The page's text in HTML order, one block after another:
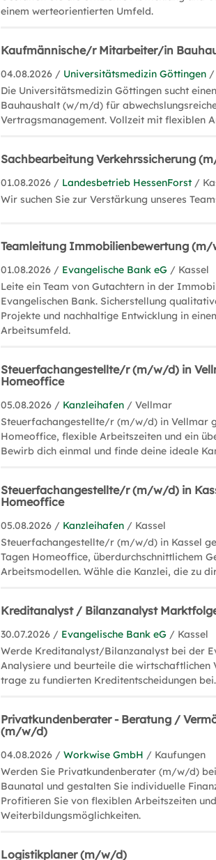
einem werteorientierten Umfeld.
Kaufmännische/r Mitarbeiter/in
04.08.2026 / Universitätsmedizin Göttingen /
Die Universitätsmedizin Göttingen sucht
Bauhaushalt (w/m/d) für
Vertragsmanagement. Vollzeit mit flexiblen
Sachbearbeitung Verkehrssicherung
01.08.2026 / Landesbetrieb HessenForst /
Wir suchen Sie zur Verstärkung unseres
Teamleitung Immobilienbewertung
01.08.2026 / Evangelische Bank eG / Kassel
Leite ein Team von Gutachtern in der
Evangelischen Bank. Sicherstellung
Projekte und nachhaltige Entwicklung in
Arbeitsumfeld.
Steuerfachangestellte/r (m/w/d) in
Homeoffice
05.08.2026 / Kanzleihafen / Vellmar
Steuerfachangestellte/r (m/w/d) in Vellmar
Homeoffice, flexible Arbeitszeiten und ein
Bewirb dich einmal und finde deine ideale
Steuerfachangestellte/r (m/w/d) in
Homeoffice
05.08.2026 / Kanzleihafen / Kassel
Steuerfachangestellte/r (m/w/d) in Kassel
Tagen Homeoffice, überdurchschnittlichem
Arbeitsmodellen. Wähle die Kanzlei, die zu
Kreditanalyst / Bilanzanalyst
30.07.2026 / Evangelische Bank eG / Kassel
Werde Kreditanalyst/Bilanzanalyst bei der
Analysiere und beurteile die wirtschaftlichen
trage zu fundierten Kreditentscheidungen bei.
Privatkundenberater - Beratung /
(m/w/d)
04.08.2026 /Workwise GmbH / Kaufungen
Werden Sie Privatkundenberater (m/w/d)
Baunatal und gestalten Sie individuelle
Profitieren Sie von flexiblen Arbeitszeiten
Weiterbildungsmöglichkeiten.
Logistikplaner (m/w/d)